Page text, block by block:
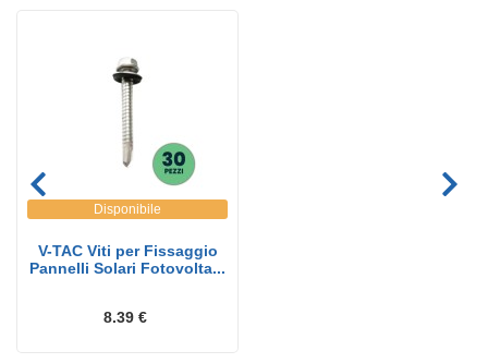
Disponibile
V-TAC Viti per Fissaggio
Pannelli Solari Fotovolta...
8.39 €